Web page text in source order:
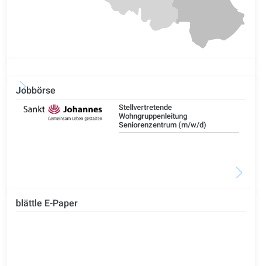
Jobbörse
Stellvertretende
Wohngruppenleitung
Seniorenzentrum (m/w/d)
blättle E-Paper